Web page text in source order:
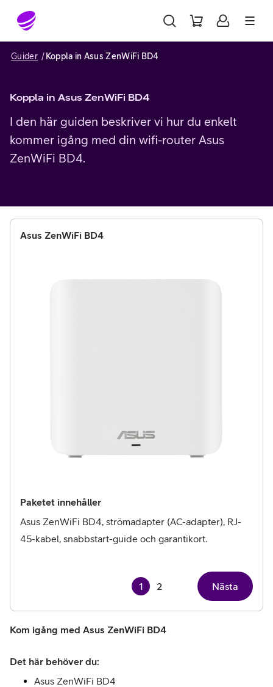
Gå till sidans innehåll
Guider Koppla in Asus ZenWiFi BD4
Koppla in Asus ZenWiFi BD4
I den här guiden beskriver vi hur du enkelt
kommer igång med din wifi-router Asus
ZenWiFi BD4.
Asus ZenWiFi BD4
Paketet innehåller
Asus ZenWiFi BD4, strömadapter (AC-adapter), RJ-
45-kabel, snabbstart-guide och garantikort.
1 2 Nästa
Kom igång med Asus ZenWiFi BD4
Det här behöver du:
Asus ZenWiFi BD4